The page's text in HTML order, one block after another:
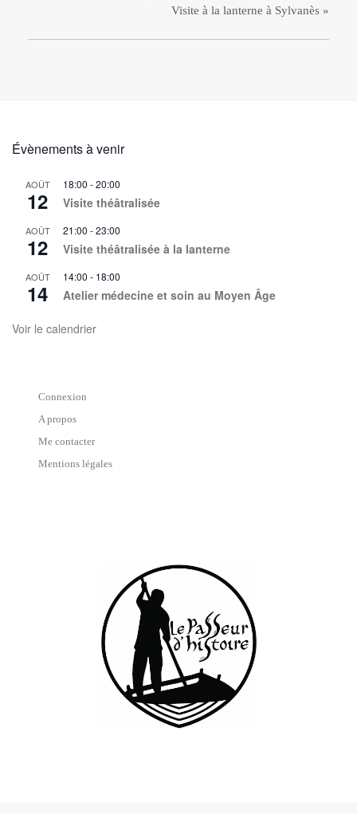
Visite à la lanterne à Sylvanès »
Évènements à venir
AOÛT
12
18:00 -20:00
Visite théâtralisée
AOÛT
12
21:00 -23:00
Visite théâtralisée à la lanterne
AOÛT
14
14:00 - 18:00
Atelier médecine et soin au Moyen Âge
Voir le calendrier
Connexion
A propos
Me contacter
Mentions légales